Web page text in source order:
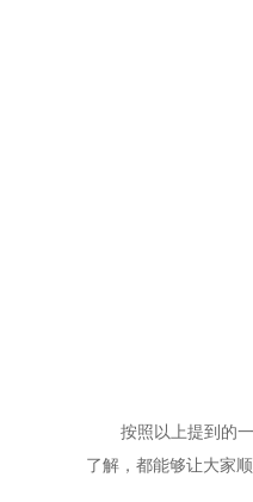
按照以上提到的
了解，都能够让大家